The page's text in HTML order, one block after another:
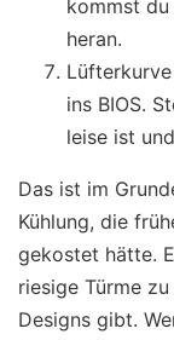
kommst
heran.
ins BIOS.
leise ist
Das ist im
Kühlung, die
gekostet hätte.
riesige Türme
Designs gibt.